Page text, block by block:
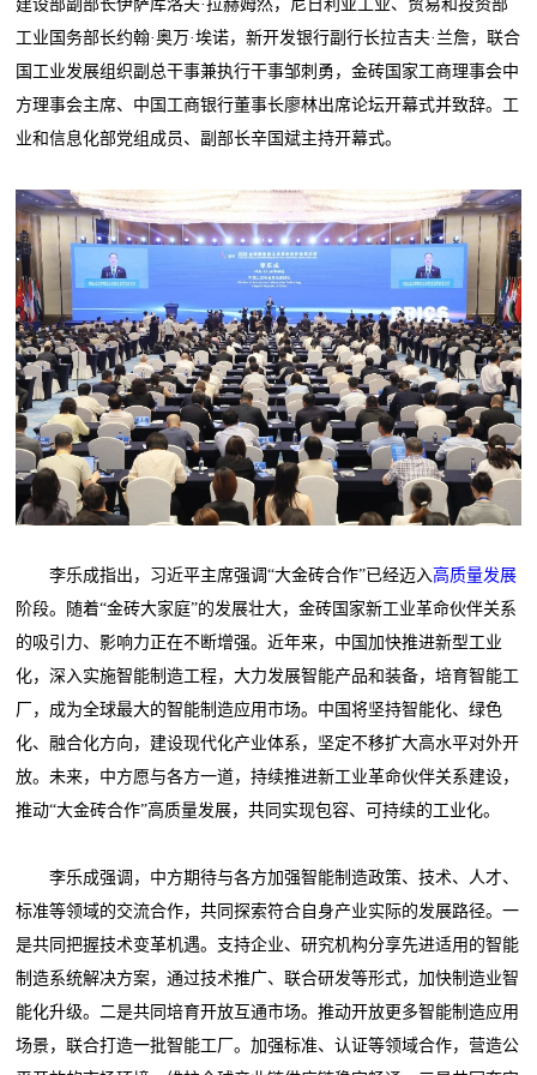
建设部副部长伊萨库洛夫·拉赫姆然，尼日利亚工业、贸易和投资部
工业国务部长约翰·奥万·埃诺，新开发银行副行长拉吉夫·兰詹，联合
国工业发展组织副总干事兼执行干事邹刺勇，金砖国家工商理事会中
方理事会主席、中国工商银行董事长廖林出席论坛开幕式并致辞。工
业和信息化部党组成员、副部长辛国斌主持开幕式。
李乐成指出，习近平主席强调“大金砖合作”已经迈入高质量发展
阶段。随着“金砖大家庭”的发展壮大，金砖国家新工业革命伙伴关系
的吸引力、影响力正在不断增强。近年来，中国加快推进新型工业
化，深入实施智能制造工程，大力发展智能产品和装备，培育智能工
厂，成为全球最大的智能制造应用市场。中国将坚持智能化、绿色
化、融合化方向，建设现代化产业体系，坚定不移扩大高水平对外开
放。未来，中方愿与各方一道，持续推进新工业革命伙伴关系建设，
推动“大金砖合作”高质量发展，共同实现包容、可持续的工业化。
李乐成强调，中方期待与各方加强智能制造政策、技术、人才、
标准等领域的交流合作，共同探索符合自身产业实际的发展路径。一
是共同把握技术变革机遇。支持企业、研究机构分享先进适用的智能
制造系统解决方案，通过技术推广、联合研发等形式，加快制造业智
能化升级。二是共同培育开放互通市场。推动开放更多智能制造应用
场景，联合打造一批智能工厂。加强标准、认证等领域合作，营造公